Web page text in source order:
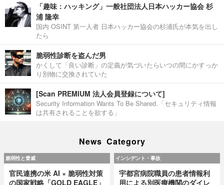
「趣味：ハッキング」一般社団法人日本ハッカー協会 杉
浦 隆幸
国内 OSINT 第一人者 日本ハッカー協会の杉浦氏が本気を出し
たら
脆弱性診断を盗んだ男
かくして「良い診断」の定義が気づいたらいつの間にかすっか
り別物に交換されていた
[Scan PREMIUM 法人会員登録について]
Security Information Wants To Be Shared.「セキュリティ情報
は共有されることを欲する」
News Category
脆弱性と脅威
官民連携の米 AI × 脆弱性対策
の国家戦略「GOLD EAGLE」
インシデント・事故
宇都宮病院職員の患者情報利
用による別医療機関のダイレ